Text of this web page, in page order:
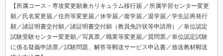
【所属コース・専攻変更願兼カリキュラム移行届 ／所属学習センター変更
願／氏名変更届／住所等変更届／休学届／復学届／退学届／学生証再発行
願／諸証明書交付願／諸証明書交付願（教員免許状等申請用）／単位認定
試験受験センター変更願／写真票／職業等変更届／質問票／単位認定試験
に係る疑義申請票／試験問題、解答等郵送サービス申込書／放送教材郵送